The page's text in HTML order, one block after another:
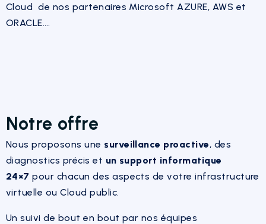
Cloud de nos partenaires Microsoft AZURE, AWS et
ORACLE….
Notre offre
Nous proposons une surveillance proactive, des
diagnostics précis et un support informatique
24×7 pour chacun des aspects de votre infrastructure
virtuelle ou Cloud public.
Un suivi de bout en bout par nos équipes